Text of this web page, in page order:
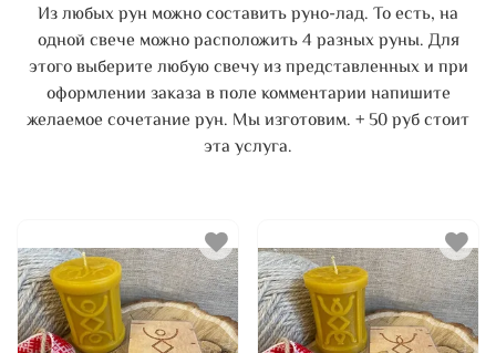
Из любых рун можно составить руно-лад. То есть, на
одной свече можно расположить 4 разных руны. Для
этого выберите любую свечу из представленных и при
оформлении заказа в поле комментарии напишите
желаемое сочетание рун. Мы изготовим. + 50 руб стоит
эта услуга.